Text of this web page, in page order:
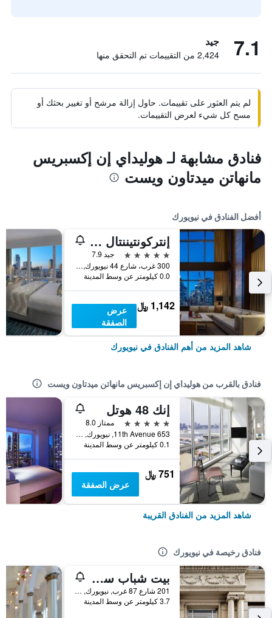
7.1 جيد
2,424 من التقييمات تم التحقق منها
لم يتم العثور على تقييمات. حاول إزالة مرشح أو تغيير بحثك أو
مسح كل شيء لعرض التقييمات.
فنادق مشابهة لـ هوليداي إن إكسبريس
مانهاتن ميدتاون ويست
أفضل الفنادق في نيويورك
إنتركونتيننتال نيويورك تاميز سكوير
5 نجوم
جيد 7.9
300 غرب، شارع 44 نيويورك, نيويورك, NY, الولايات المتحدة الأميريكية
0.0 كيلومتر عن وسط المدينة
1,142 ﷼
عرض
الصفقة
شاهد المزيد من أهم الفنادق في نيويورك
فنادق بالقرب من هوليداي إن إكسبريس مانهاتن ميدتاون ويست
إنك 48 هوتل
5 نجوم
ممتاز 8.0
653 11th Avenue, نيويورك, NY, الولايات المتحدة الأميريكية
0.1 كيلومتر عن وسط المدينة
751 ﷼
عرض الصفقة
شاهد المزيد من الفنادق القريبة
فنادق رخيصة في نيويورك
بيت شباب سنترال بارك ويست
201 شارع 87 غرب, نيويورك, NY, الولايات المتحدة الأميريكية
3.7 كيلومتر عن وسط المدينة